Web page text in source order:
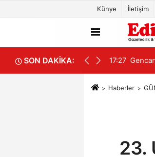
Künye İletişim
SON DAKİKA: 17:27
Haberler
23.